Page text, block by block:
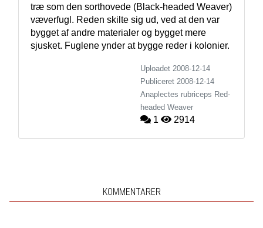
træ som den sorthovede (Black-headed Weaver)
væverfugl. Reden skilte sig ud, ved at den var
bygget af andre materialer og bygget mere
sjusket. Fuglene ynder at bygge reder i kolonier.
Uploadet 2008-12-14
Publiceret 2008-12-14
Anaplectes rubriceps Red-
headed Weaver
1 2914
KOMMENTARER